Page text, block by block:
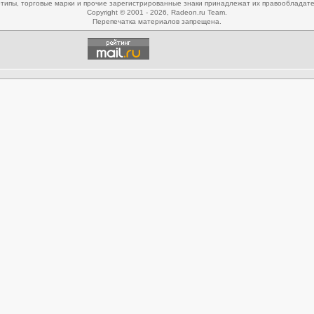
торговые марки и прочие зарегистрированные знаки принадлежат их
Copyright © 2001 - 2026, Radeon.ru Team.
Перепечатка материалов запрещена.